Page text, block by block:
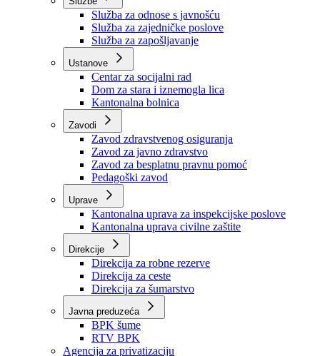
Organizacije
Službe
Služba za odnose s javnošću
Služba za zajedničke poslove
Služba za zapošljavanje
Ustanove
Centar za socijalni rad
Dom za stara i iznemogla lica
Kantonalna bolnica
Zavodi
Zavod zdravstvenog osiguranja
Zavod za javno zdravstvo
Zavod za besplatnu pravnu pomoć
Pedagoški zavod
Kantonalna uprava za inspekcijske poslove
Kantonalna uprava civilne zaštite
Direkcije
Direkcija za robne rezerve
Direkcija za ceste
Direkcija za šumarstvo
Javna preduzeća